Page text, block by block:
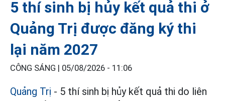
5 thí sinh bị hủy kết quả thi ở
Quảng Trị được đăng ký thi
lại năm 2027
CÔNG SÁNG | 05/08/2026 - 11:06
Quảng Trị - 5 thí sinh bị hủy kết quả thi do liên